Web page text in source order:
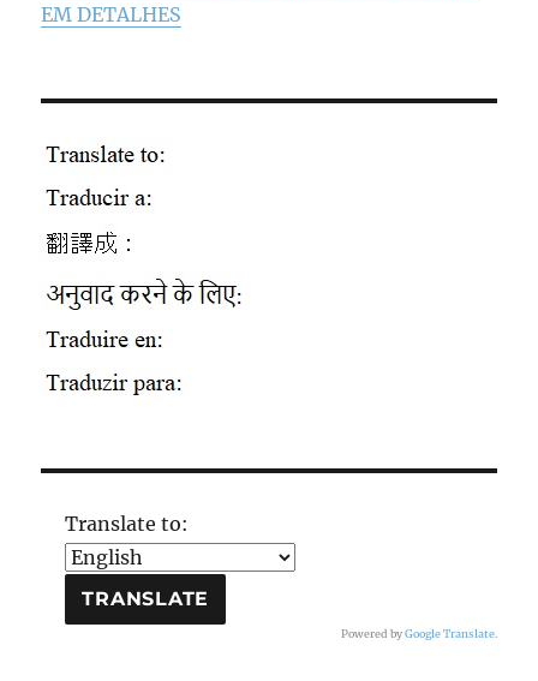
EM DETALHES
Translate to:
Powered byGoogle Translate.